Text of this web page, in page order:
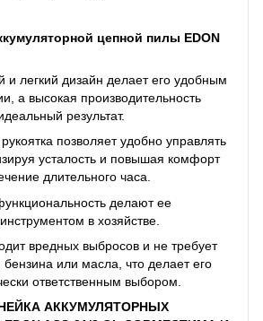
цепной пилы EDON
и легкий дизайн делает его удобным
а высокая производительность
результат.
позволяет удобно управлять
усталость и повышая комфорт
длительного часа.
делают ее
в хозяйстве.
вредных выбросов и не требует
бензина или масла, что делает его
ответственным выбором.
АККУМУЛЯТОРНЫХ